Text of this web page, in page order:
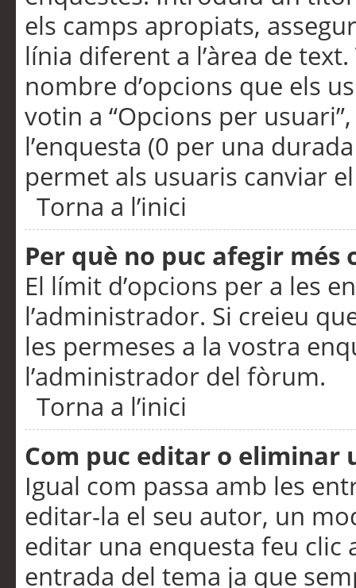
els camps apropiats,
línia diferent a l’àrea de
nombre d’opcions que els
votin a “Opcions per
l’enquesta (0 per una
permet als usuaris canviar
Torna a l’inici
Per què no puc afegir més
El límit d’opcions per a les
l’administrador. Si creieu
les permeses a la vostra
l’administrador del fòrum.
Torna a l’inici
Com puc editar o eliminar
Igual com passa amb les
editar-la el seu autor, un
editar una enquesta feu clic
entrada del tema ja que